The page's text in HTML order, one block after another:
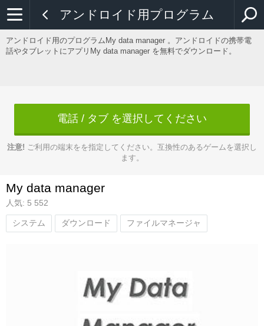
アンドロイド用プログラム
アンドロイド用のプログラムMy data manager 。アンドロイドの携帯電
話やタブレットにアプリMy data manager を無料でダウンロード。
電話 / タブ を選択してください
注意! ご利用の端末をを指定してください。互換性のあるゲームを選択し
ます。
My data manager
人気: 5 552
システム ダウンロード ファイルマネージャ